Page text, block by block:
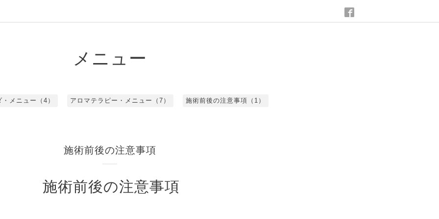
メニュー
メニュー（4） アロマテラピー・メニュー（7） 施術前後の注意事項（1）
施術前後の注意事項
施術前後の注意事項